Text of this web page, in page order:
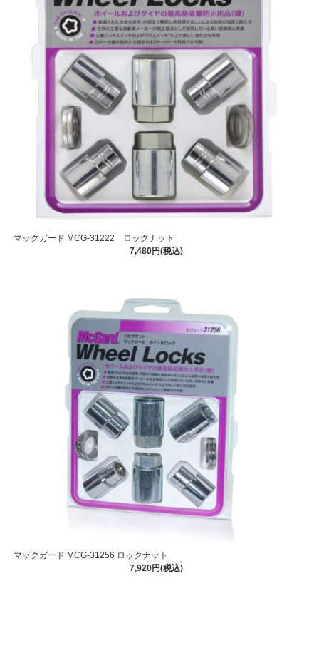
マックガード MCG-31222 ロックナット
7,480円(税込)
マックガード MCG-31256 ロックナット
7,920円(税込)